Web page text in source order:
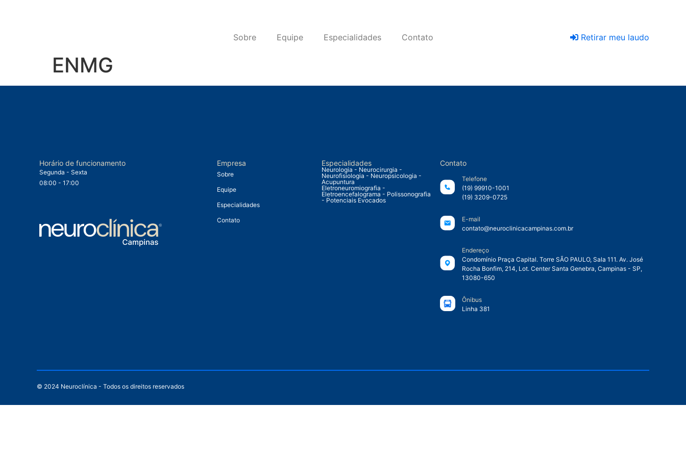
Sobre Equipe Especialidades Contato Retirar meu laudo
ENMG
Horário de funcionamento
Segunda - Sexta
08:00 - 17:00
Empresa
Sobre
Equipe
Especialidades
Contato
Especialidades
Neurologia - Neurocirurgia -
Neurofisiologia - Neuropsicologia -
Acupuntura
Eletroneuromiografia -
Eletroencefalograma - Polissonografia
- Potenciais Evocados
Contato
Telefone
(19) 99910-1001
(19) 3209-0725
E-mail
contato@neuroclinicacampinas.com.br
Endereço
Condomínio Praça Capital. Torre SÃO PAULO, Sala 111. Av. José
Rocha Bonfim, 214, Lot. Center Santa Genebra, Campinas - SP,
13080-650
Ônibus
Linha 381
© 2024 Neuroclínica - Todos os direitos reservados